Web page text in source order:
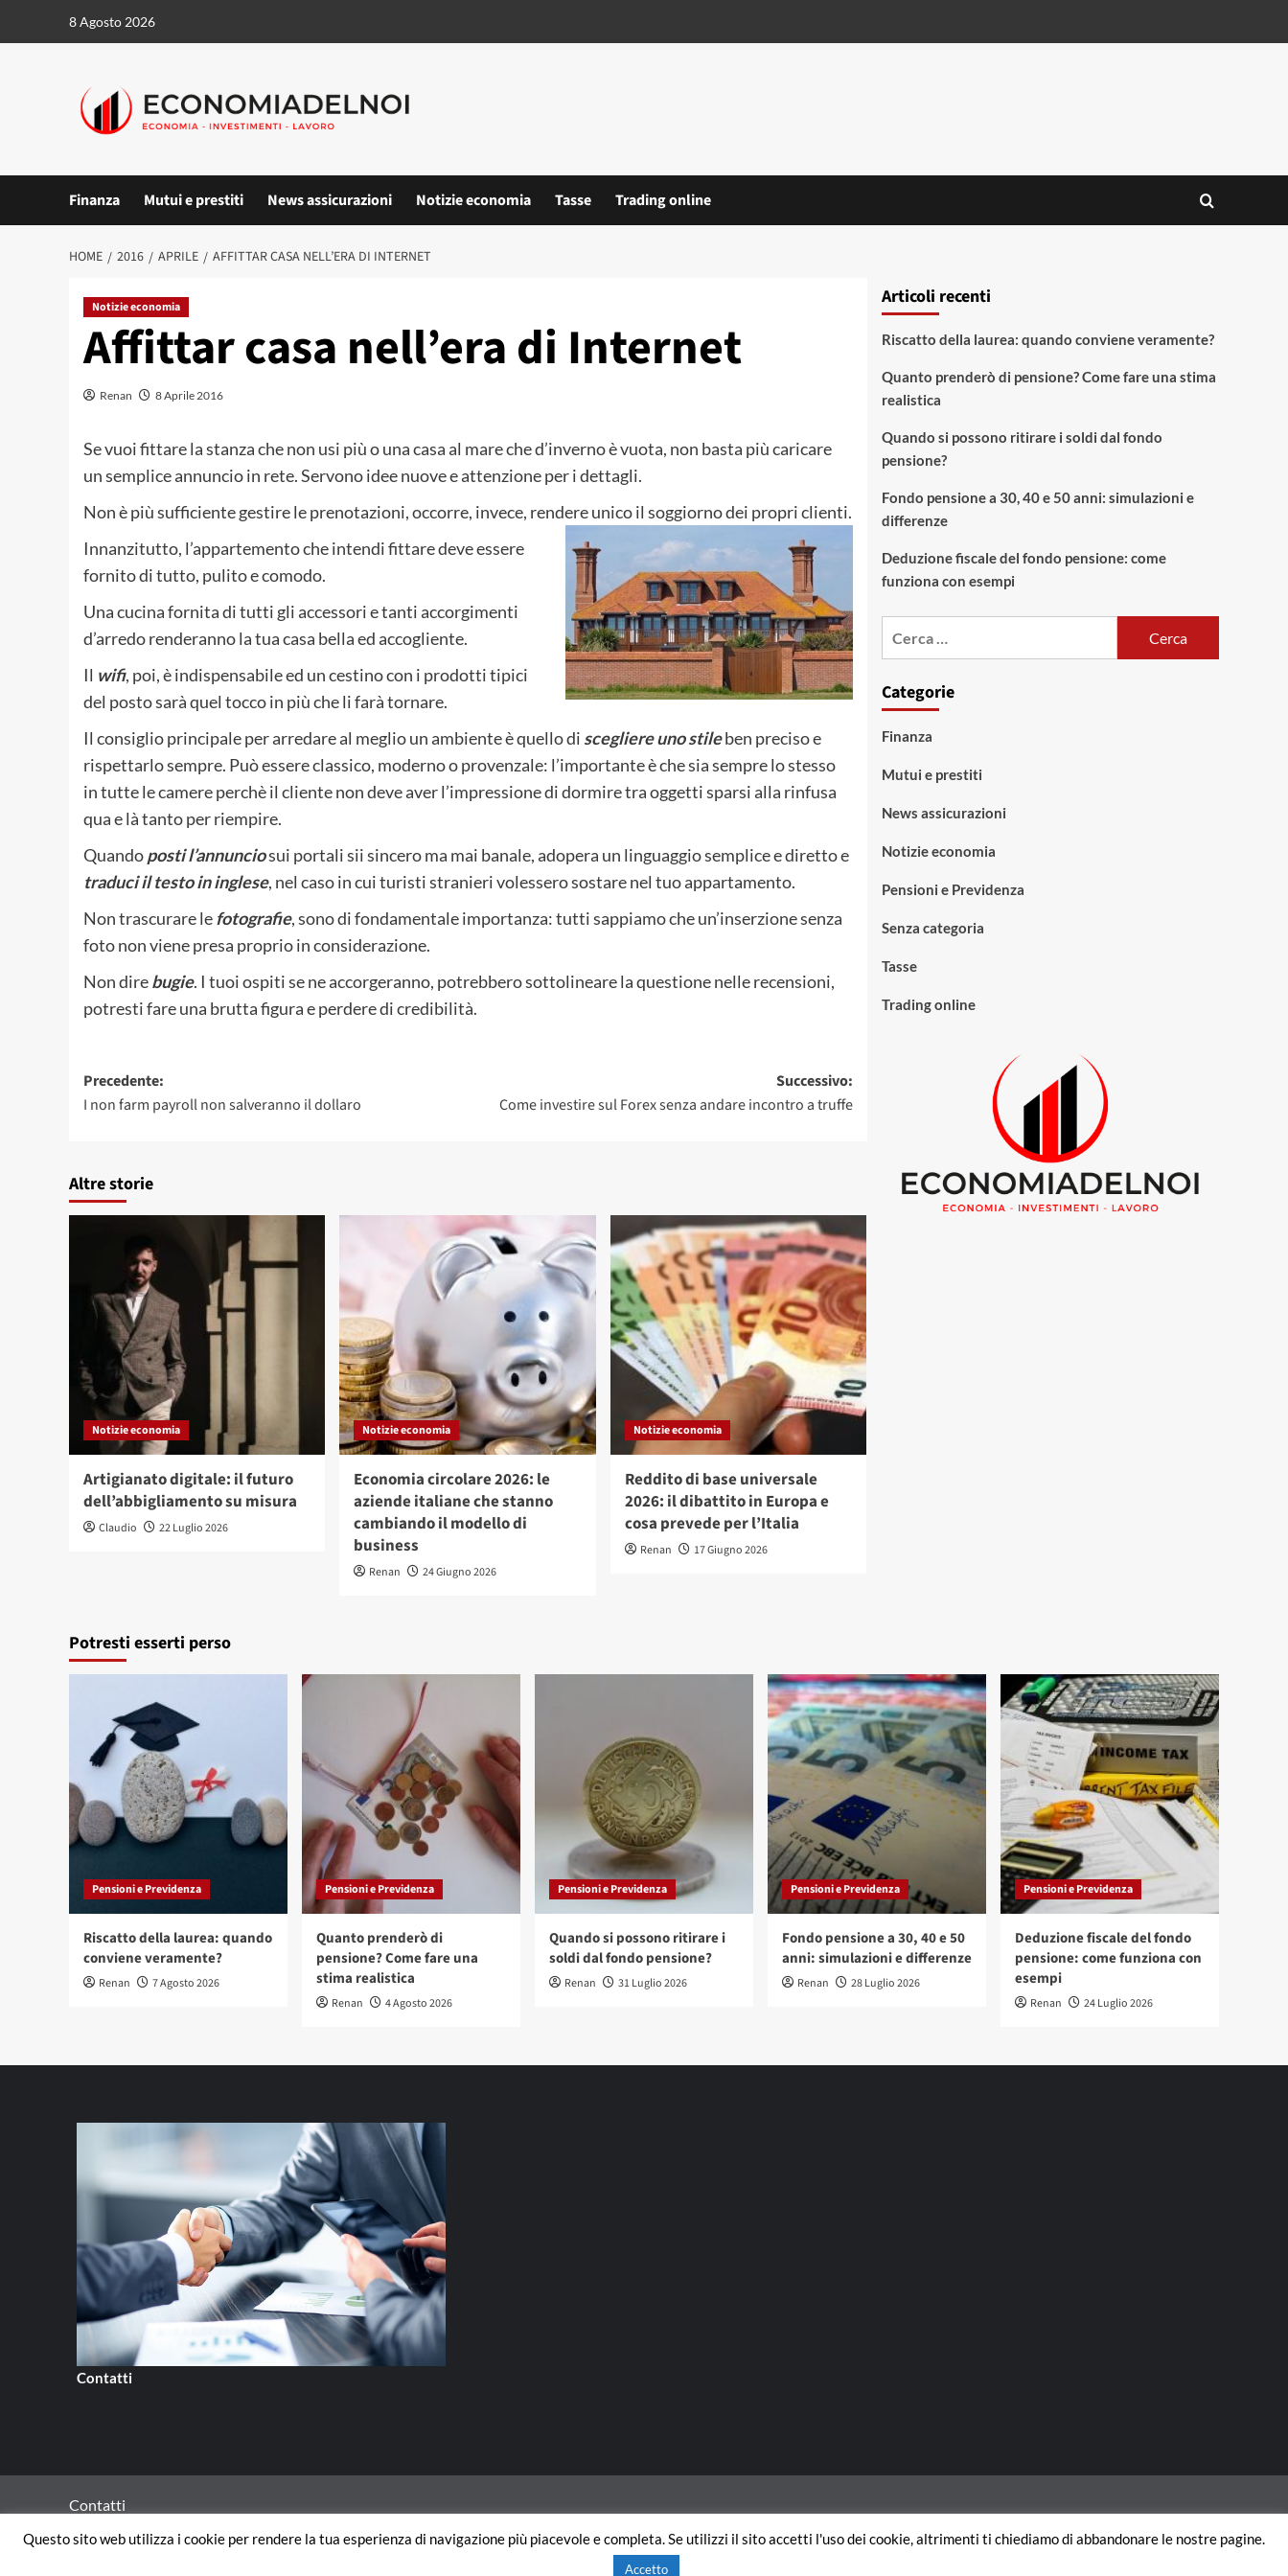
8 Agosto 2026
Finanza Mutui e prestiti News assicurazioni Notizie economia Tasse Trading online
HOME 2016 APRILE AFFITTAR CASA NELL’ERA DI INTERNET
Notizie economia
Affittar casa nell’era di Internet
Renan 8 Aprile 2016
Se vuoi fittare la stanza che non usi più o una casa al mare che d’inverno è vuota, non basta più caricare
un semplice annuncio in rete. Servono idee nuove e attenzione per i dettagli.
Non è più sufficiente gestire le prenotazioni, occorre, invece, rendere unico il soggiorno dei propri clienti.
Innanzitutto, l’appartemento che intendi fittare deve essere
fornito di tutto, pulito e comodo.
Una cucina fornita di tutti gli accessori e tanti accorgimenti
d’arredo renderanno la tua casa bella ed accogliente.
Il wifi, poi, è indispensabile ed un cestino con i prodotti tipici
del posto sarà quel tocco in più che li farà tornare.
Il consiglio principale per arredare al meglio un ambiente è quello di scegliere uno stileben preciso e
rispettarlo sempre. Può essere classico, moderno o provenzale: l’importante è che sia sempre lo stesso
in tutte le camere perchè il cliente non deve aver l’impressione di dormire tra oggetti sparsi alla rinfusa
qua e là tanto per riempire.
Quandoposti l’annunciosui portali sii sincero ma mai banale, adopera un linguaggio semplice e diretto e
traduci il testo in inglese, nel caso in cui turisti stranieri volessero sostare nel tuo appartamento.
Non trascurare le fotografie, sono di fondamentale importanza: tutti sappiamo che un’inserzione senza
foto non viene presa proprio in considerazione.
Non direbugie. I tuoi ospiti se ne accorgeranno, potrebbero sottolineare la questione nelle recensioni,
potresti fare una brutta figura e perdere di credibilità.
Navigazione
articolo
Precedente:
I non farm payroll non salveranno il dollaro
Successivo:
Come investire sul Forex senza andare incontro a truffe
Altre storie
Notizie economia
Artigianato digitale: il futuro
dell’abbigliamento su misura
Claudio 22 Luglio 2026
Notizie economia
Economia circolare 2026: le
aziende italiane che stanno
cambiando il modello di
business
Renan 24 Giugno 2026
Notizie economia
Reddito di base universale
2026: il dibattito in Europa e
cosa prevede per l’Italia
Renan 17 Giugno 2026
Articoli recenti
Riscatto della laurea: quando conviene veramente?
Quanto prenderò di pensione? Come fare una stima
realistica
Quando si possono ritirare i soldi dal fondo
pensione?
Fondo pensione a 30, 40 e 50 anni: simulazioni e
differenze
Deduzione fiscale del fondo pensione: come
funziona con esempi
Categorie
Finanza
Mutui e prestiti
News assicurazioni
Notizie economia
Pensioni e Previdenza
Senza categoria
Tasse
Trading online
Potresti esserti perso
Pensioni e Previdenza
Riscatto della laurea: quando
conviene veramente?
Renan 7 Agosto 2026
Pensioni e Previdenza
Quanto prenderò di
pensione? Come fare una
stima realistica
Renan 4 Agosto 2026
Pensioni e Previdenza
Quando si possono ritirare i
soldi dal fondo pensione?
Renan 31 Luglio 2026
Pensioni e Previdenza
Fondo pensione a 30, 40 e 50
anni: simulazioni e differenze
Renan 28 Luglio 2026
Pensioni e Previdenza
Deduzione fiscale del fondo
pensione: come funziona con
esempi
Renan 24 Luglio 2026
Contatti
Contatti
Copyright © All rights reserved.|
Questo sito web utilizza i cookie per rendere la tua esperienza di navigazione più piacevole e completa. Se utilizzi il sito accetti l'uso dei cookie, altrimenti ti chiediamo di abbandonare le nostre pagine.
Accetto